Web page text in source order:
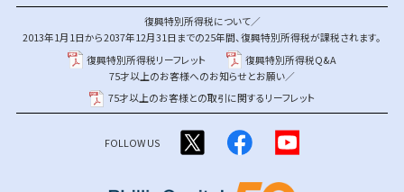
復興特別所得税について／
2013年1月1日から2037年12月31日までの25年間、復興特別所得税が課税されます。
復興特別所得税リーフレット
復興特別所得税Q&A
75才以上のお客様へのお知らせとお願い／
75才以上のお客様との取引に関するリーフレット
FOLLOW US